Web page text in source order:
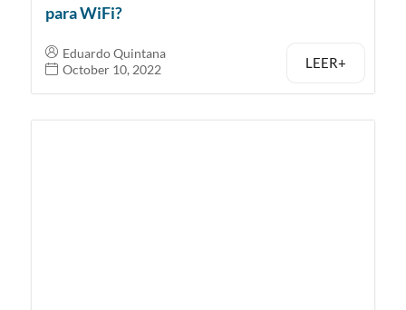
para WiFi?
Eduardo Quintana
October 10, 2022
LEER+